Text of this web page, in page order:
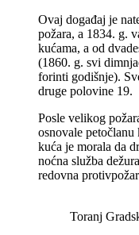
Ovaj događaj je
požara, a 1834. g.
kućama, a od
(1860. g. svi
forinti godišnje).
druge polovine 19.
Posle velikog
osnovale
kuća je morala da
noćna služba
redovna
Toranj